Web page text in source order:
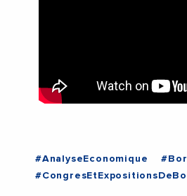
#AnalyseEconomique